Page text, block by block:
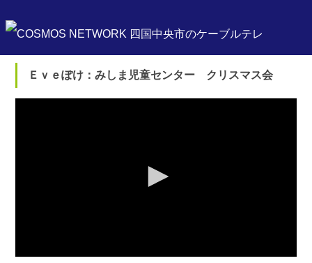
Ｅｖｅぽけ：みしま児童センター クリスマス会